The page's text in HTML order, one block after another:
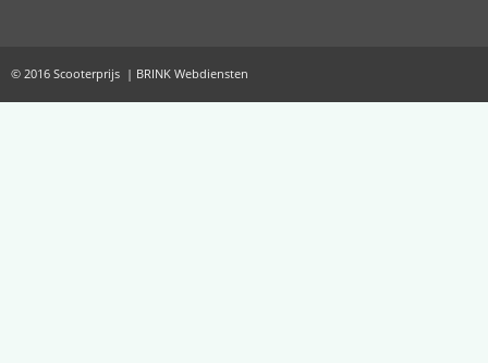
© 2016 Scooterprijs | BRINK Webdiensten